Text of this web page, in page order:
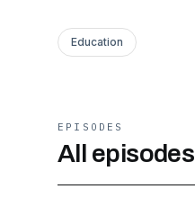
Education
EPISODES
All episodes